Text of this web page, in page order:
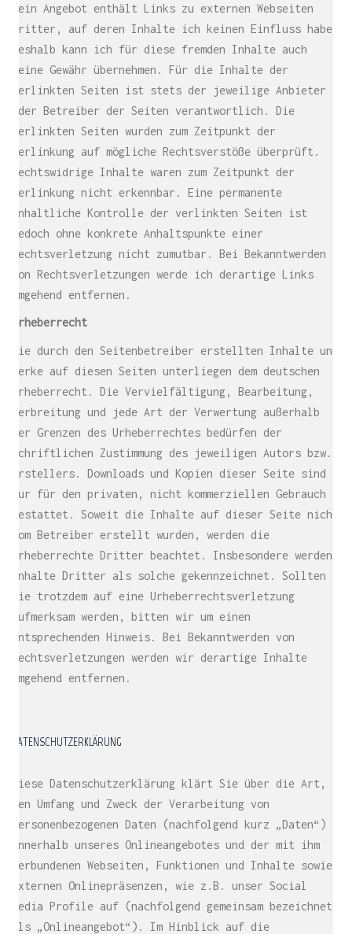
Mein Angebot enthält Links zu externen Webseiten
Dritter, auf deren Inhalte ich keinen Einfluss habe.
Deshalb kann ich für diese fremden Inhalte auch
keine Gewähr übernehmen. Für die Inhalte der
verlinkten Seiten ist stets der jeweilige Anbieter
oder Betreiber der Seiten verantwortlich. Die
verlinkten Seiten wurden zum Zeitpunkt der
Verlinkung auf mögliche Rechtsverstöße überprüft.
Rechtswidrige Inhalte waren zum Zeitpunkt der
Verlinkung nicht erkennbar. Eine permanente
inhaltliche Kontrolle der verlinkten Seiten ist
jedoch ohne konkrete Anhaltspunkte einer
Rechtsverletzung nicht zumutbar. Bei Bekanntwerden
von Rechtsverletzungen werde ich derartige Links
umgehend entfernen.
Urheberrecht
Die durch den Seitenbetreiber erstellten Inhalte und
Werke auf diesen Seiten unterliegen dem deutschen
Urheberrecht. Die Vervielfältigung, Bearbeitung,
Verbreitung und jede Art der Verwertung außerhalb
der Grenzen des Urheberrechtes bedürfen der
schriftlichen Zustimmung des jeweiligen Autors bzw.
Erstellers. Downloads und Kopien dieser Seite sind
nur für den privaten, nicht kommerziellen Gebrauch
gestattet. Soweit die Inhalte auf dieser Seite nicht
vom Betreiber erstellt wurden, werden die
Urheberrechte Dritter beachtet. Insbesondere werden
Inhalte Dritter als solche gekennzeichnet. Sollten
Sie trotzdem auf eine Urheberrechtsverletzung
aufmerksam werden, bitten wir um einen
entsprechenden Hinweis. Bei Bekanntwerden von
Rechtsverletzungen werden wir derartige Inhalte
umgehend entfernen.
DATENSCHUTZERKLÄRUNG
Diese Datenschutzerklärung klärt Sie über die Art,
den Umfang und Zweck der Verarbeitung von
personenbezogenen Daten (nachfolgend kurz „Daten“)
innerhalb unseres Onlineangebotes und der mit ihm
verbundenen Webseiten, Funktionen und Inhalte sowie
externen Onlinepräsenzen, wie z.B. unser Social
Media Profile auf (nachfolgend gemeinsam bezeichnet
als „Onlineangebot“). Im Hinblick auf die